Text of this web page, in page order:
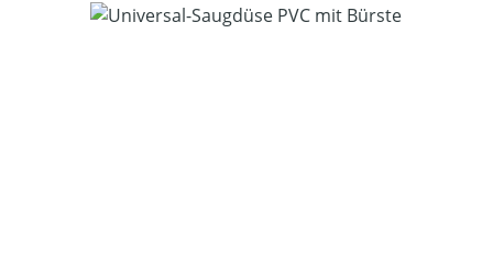
Bildergalerie überspringen